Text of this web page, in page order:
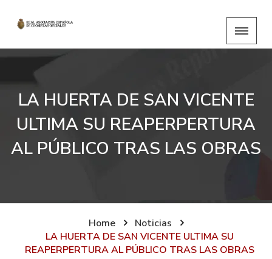
LA HUERTA DE SAN VICENTE
ULTIMA SU REAPERPERTURA
AL PÚBLICO TRAS LAS OBRAS
Home
Noticias
LA HUERTA DE SAN VICENTE ULTIMA SU
REAPERPERTURA AL PÚBLICO TRAS LAS OBRAS